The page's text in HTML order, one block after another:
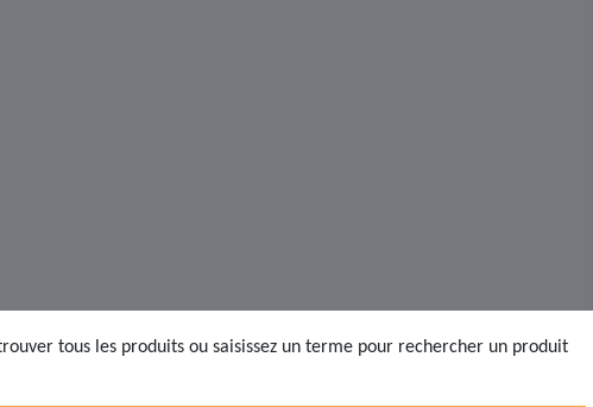
tous les produits ou saisissez un terme pour rechercher un produit